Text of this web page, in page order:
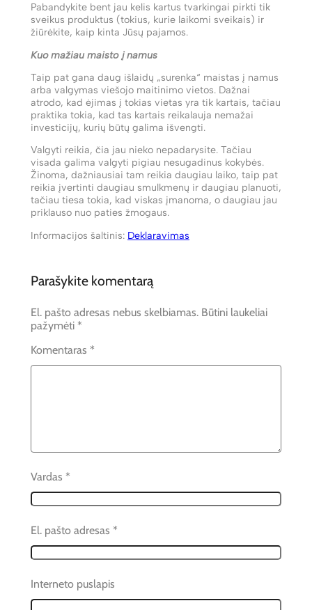
Pabandykite bent jau kelis kartus tvarkingai pirkti tik
sveikus produktus (tokius, kurie laikomi sveikais) ir
žiūrėkite, kaip kinta Jūsų pajamos.
Kuo mažiau maisto į namus
Taip pat gana daug išlaidų „surenka“ maistas į namus
arba valgymas viešojo maitinimo vietos. Dažnai
atrodo, kad ėjimas į tokias vietas yra tik kartais, tačiau
praktika tokia, kad tas kartais reikalauja nemažai
investicijų, kurių būtų galima išvengti.
Valgyti reikia, čia jau nieko nepadarysite. Tačiau
visada galima valgyti pigiau nesugadinus kokybės.
Žinoma, dažniausiai tam reikia daugiau laiko, taip pat
reikia įvertinti daugiau smulkmenų ir daugiau planuoti,
tačiau tiesa tokia, kad viskas įmanoma, o daugiau jau
priklauso nuo paties žmogaus.
Informacijos šaltinis: Deklaravimas
Parašykite komentarą
El. pašto adresas nebus skelbiamas. Būtini laukeliai
pažymėti *
Komentaras *
Vardas *
El. pašto adresas *
Interneto puslapis